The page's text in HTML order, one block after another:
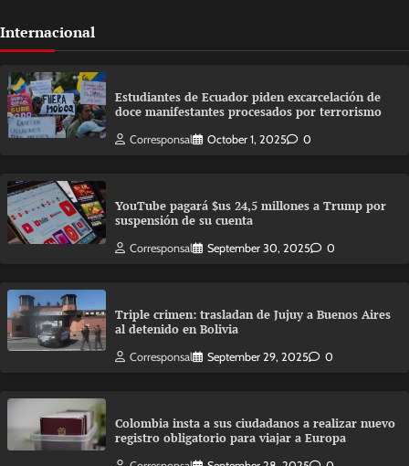
Internacional
Estudiantes de Ecuador piden excarcelación de
doce manifestantes procesados por terrorismo
Corresponsal October 1, 2025 0
YouTube pagará $us 24,5 millones a Trump por
suspensión de su cuenta
Corresponsal September 30, 2025 0
Triple crimen: trasladan de Jujuy a Buenos Aires
al detenido en Bolivia
Corresponsal September 29, 2025 0
Colombia insta a sus ciudadanos a realizar nuevo
registro obligatorio para viajar a Europa